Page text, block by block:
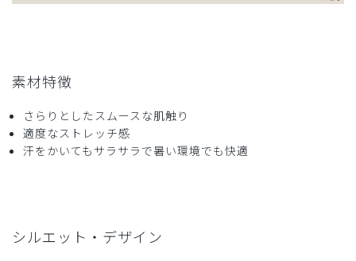
素材特徴
さらりとしたスムースな肌触り
適度なストレッチ感
汗をかいてもサラサラで暑い環境でも快適
シルエット・デザイン